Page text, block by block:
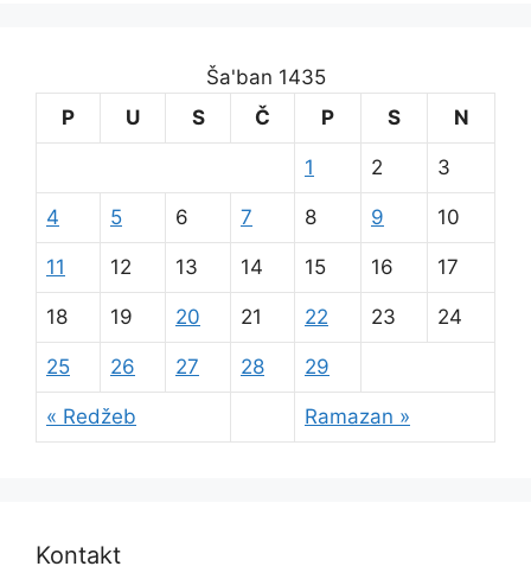
Ša'ban 1435
P
U S Č P S N
« Redžeb Ramazan »
1 2 3
4 5 6 7 8 9 10
11 12 13 14 15 16 17
18 19 20 21 22 23 24
25 26 27 28 29
Kontakt